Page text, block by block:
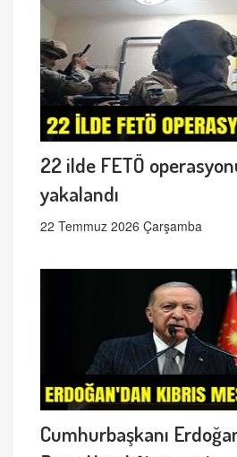
22 ilde FETÖ
yakalandı
22 Temmuz 2026 Çarşamba
Cumhurbaşkanı